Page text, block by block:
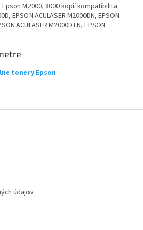
M2000, 8000 kópií kompatibilita:
EPSON ACULASER M2000DN, EPSON
ACULASER M2000DTN, EPSON
tonery Epson
údajov